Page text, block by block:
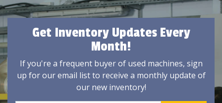
Get Inventory Updates Every
Month!
If you're a frequent buyer of used machines, sign
up for our email list to receive a monthly update of
our new inventory!